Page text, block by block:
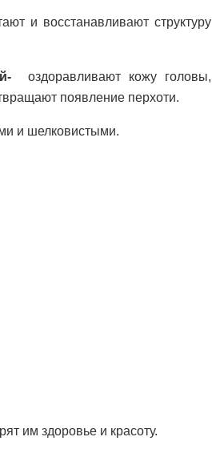
и восстанавливают структуру
оздоравливают кожу головы,
появление перхоти.
и шелковистыми.
им здоровье и красоту.